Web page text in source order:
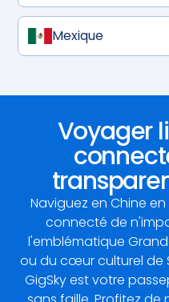
Mexique
Voyager
Naviguez en Chine
connecté de
l'emblématique
ou du cœur culturel de
GigSky est votre